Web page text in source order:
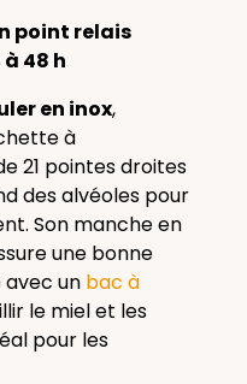
point relais
à 48 h
en inox,
à
21 pointes droites
des alvéoles pour
Son manche en
une bonne
avec un bac à
le miel et les
pour les